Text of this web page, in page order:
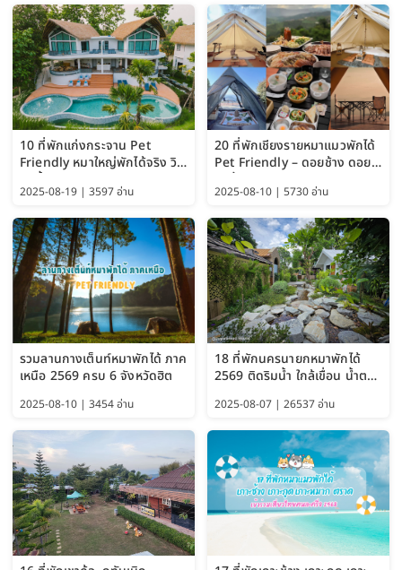
10 ที่พักแก่งกระจาน Pet
Friendly หมาใหญ่พักได้จริง วิว
2025-08-19 | 3597 อ่าน
20 ที่พักเชียงรายหมาแมวพักได้
Pet Friendly – ดอยช้าง ดอย
2025-08-10 | 5730 อ่าน
รวมลานกางเต็นท์หมาพักได้ ภาค
เหนือ 2569 ครบ 6 จังหวัดฮิต
2025-08-10 | 3454 อ่าน
18 ที่พักนครนายกหมาพักได้
2569 ติดริมน้ำ ใกล้เขื่อน น้ำตก
ได้
2025-08-07 | 26537 อ่าน